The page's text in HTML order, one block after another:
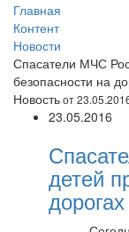
Главная
Контент
Новости
Спасатели МЧС
безопасности на
Новостьот
23.05.2016
детей
дорогах